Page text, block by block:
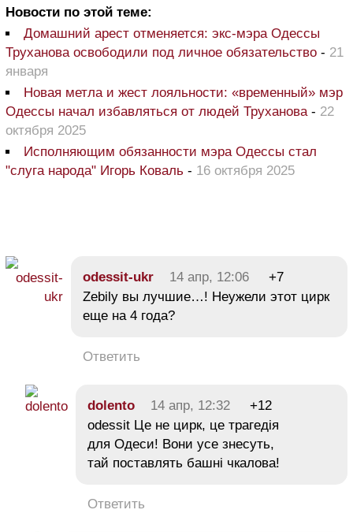
Новости по этой теме:
Домашний арест отменяется: экс-мэра Одессы
Труханова освободили под личное обязательство - 21
января
Новая метла и жест лояльности: «временный» мэр
Одессы начал избавляться от людей Труханова - 22
октября 2025
Исполняющим обязанности мэра Одессы стал
"слуга народа" Игорь Коваль - 16 октября 2025
odessit-ukr 14 апр, 12:06
+7
Zebily вы лучшие…! Неужели этот цирк
еще на 4 года?
Ответить
dolento 14 апр, 12:32
+12
odessit Це не цирк, це трагедія
для Одеси! Вони усе знесуть,
тай поставлять башні чкалова!
Ответить